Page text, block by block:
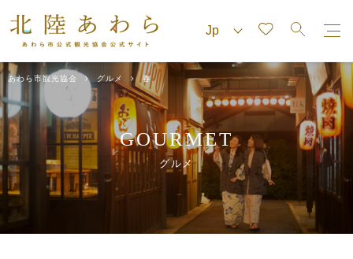
あわら市観光協会 グルメ 春
GOURMET
グルメ